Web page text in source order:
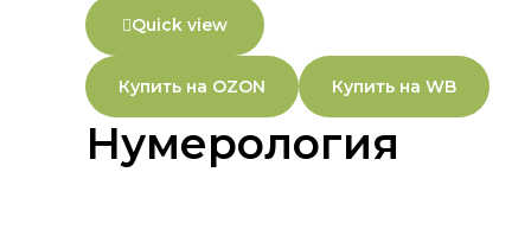
Quick view
Купить на OZON Купить на WB
Нумерология